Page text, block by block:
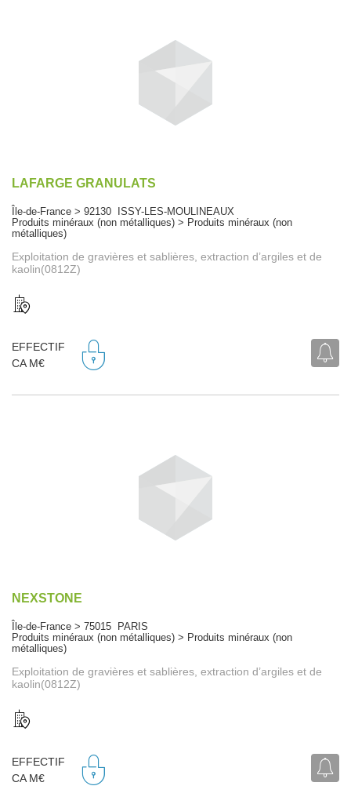
LAFARGE GRANULATS
Île-de-France > 92130 ISSY-LES-MOULINEAUX
Produits minéraux (non métalliques) > Produits minéraux (non
métalliques)
Exploitation de gravières et sablières, extraction d’argiles et de
kaolin(0812Z)
EFFECTIF
CA M€
NEXSTONE
Île-de-France > 75015 PARIS
Produits minéraux (non métalliques) > Produits minéraux (non
métalliques)
Exploitation de gravières et sablières, extraction d’argiles et de
kaolin(0812Z)
EFFECTIF
CA M€